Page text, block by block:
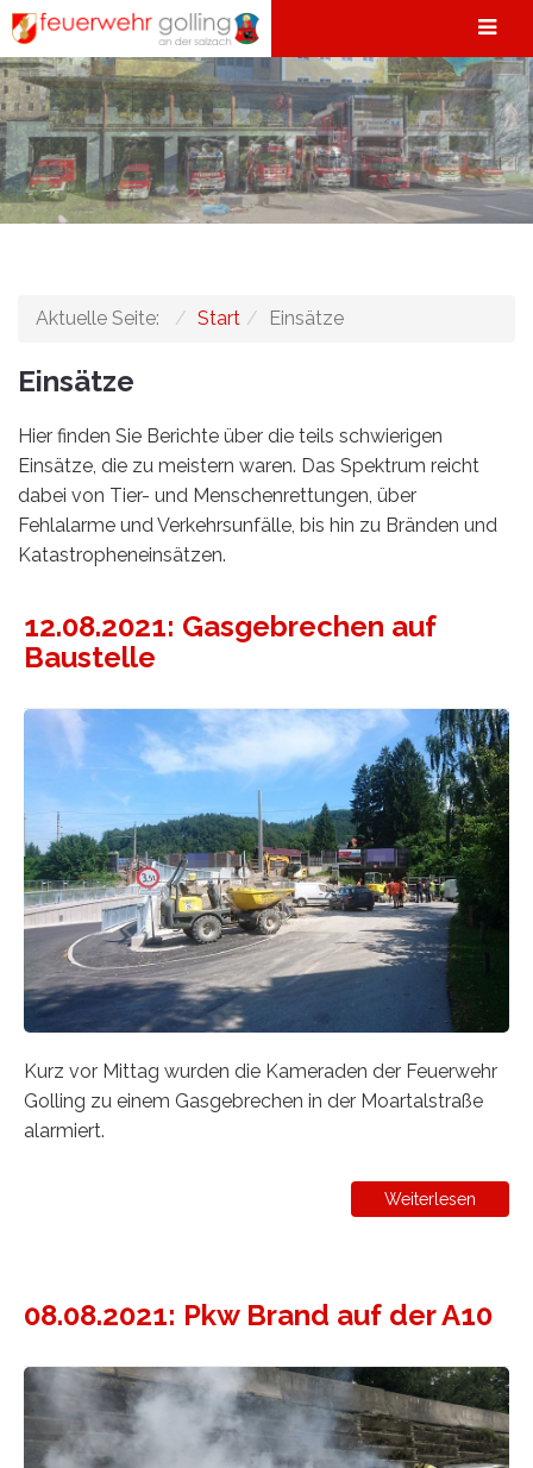
Aktuelle Seite: Start Einsätze
Einsätze
Hier finden Sie Berichte über die teils schwierigen
Einsätze, die zu meistern waren. Das Spektrum reicht
dabei von Tier- und Menschenrettungen, über
Fehlalarme und Verkehrsunfälle, bis hin zu Bränden und
Katastropheneinsätzen.
12.08.2021: Gasgebrechen auf
Baustelle
Kurz vor Mittag wurden die Kameraden der Feuerwehr
Golling zu einem Gasgebrechen in der Moartalstraße
alarmiert.
Weiterlesen
08.08.2021: Pkw Brand auf der A10